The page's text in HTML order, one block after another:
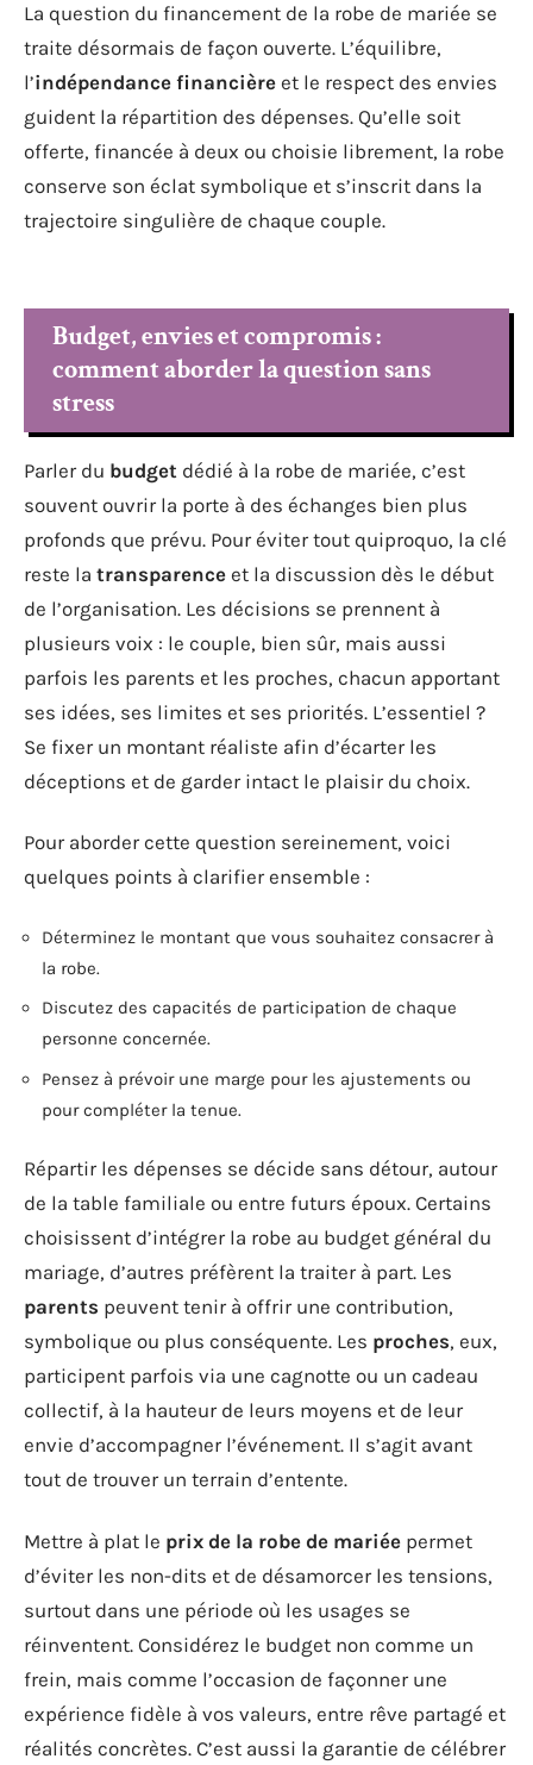
La question du financement de la robe de mariée se
traite désormais de façon ouverte. L’équilibre,
l’indépendance financière et le respect des envies
guident la répartition des dépenses. Qu’elle soit
offerte, financée à deux ou choisie librement, la robe
conserve son éclat symbolique et s’inscrit dans la
trajectoire singulière de chaque couple.
Budget, envies et compromis :
comment aborder la question sans
stress
Parler du budget dédié à la robe de mariée, c’est
souvent ouvrir la porte à des échanges bien plus
profonds que prévu. Pour éviter tout quiproquo, la clé
reste la transparence et la discussion dès le début
de l’organisation. Les décisions se prennent à
plusieurs voix : le couple, bien sûr, mais aussi
parfois les parents et les proches, chacun apportant
ses idées, ses limites et ses priorités. L’essentiel ?
Se fixer un montant réaliste afin d’écarter les
déceptions et de garder intact le plaisir du choix.
Pour aborder cette question sereinement, voici
quelques points à clarifier ensemble :
Déterminez le montant que vous souhaitez consacrer à
la robe.
Discutez des capacités de participation de chaque
personne concernée.
Pensez à prévoir une marge pour les ajustements ou
pour compléter la tenue.
Répartir les dépenses se décide sans détour, autour
de la table familiale ou entre futurs époux. Certains
choisissent d’intégrer la robe au budget général du
mariage, d’autres préfèrent la traiter à part. Les
parents peuvent tenir à offrir une contribution,
symbolique ou plus conséquente. Les proches, eux,
participent parfois via une cagnotte ou un cadeau
collectif, à la hauteur de leurs moyens et de leur
envie d’accompagner l’événement. Il s’agit avant
tout de trouver un terrain d’entente.
Mettre à plat le prix de la robe de mariée permet
d’éviter les non-dits et de désamorcer les tensions,
surtout dans une période où les usages se
réinventent. Considérez le budget non comme un
frein, mais comme l’occasion de façonner une
expérience fidèle à vos valeurs, entre rêve partagé et
réalités concrètes. C’est aussi la garantie de célébrer